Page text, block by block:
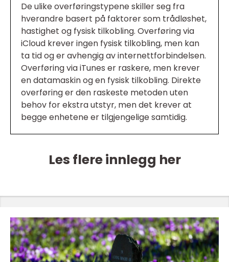
De ulike overføringstypene skiller seg fra
hverandre basert på faktorer som trådløshet,
hastighet og fysisk tilkobling. Overføring via
iCloud krever ingen fysisk tilkobling, men kan
ta tid og er avhengig av internettforbindelsen.
Overføring via iTunes er raskere, men krever
en datamaskin og en fysisk tilkobling. Direkte
overføring er den raskeste metoden uten
behov for ekstra utstyr, men det krever at
begge enhetene er tilgjengelige samtidig.
Les flere innlegg her